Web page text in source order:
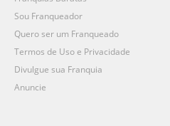
Sou Franqueador
Quero ser um Franqueado
Termos de Uso e Privacidade
Divulgue sua Franquia
Anuncie